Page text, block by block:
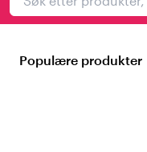
Populære produkter